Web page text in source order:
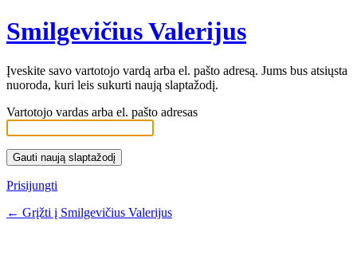
Smilgevičius Valerijus
Įveskite savo vartotojo vardą arba el. pašto adresą. Jums bus atsiųsta
nuoroda, kuri leis sukurti naują slaptažodį.
Vartotojo vardas arba el. pašto adresas
Prisijungti
← Grįžti į Smilgevičius Valerijus